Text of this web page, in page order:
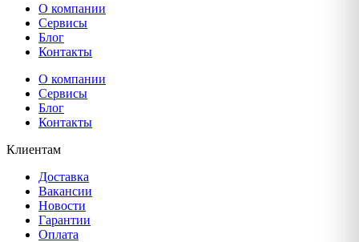
О компании
Сервисы
Блог
Контакты
О компании
Сервисы
Блог
Контакты
Клиентам
Доставка
Вакансии
Новости
Гарантии
Оплата